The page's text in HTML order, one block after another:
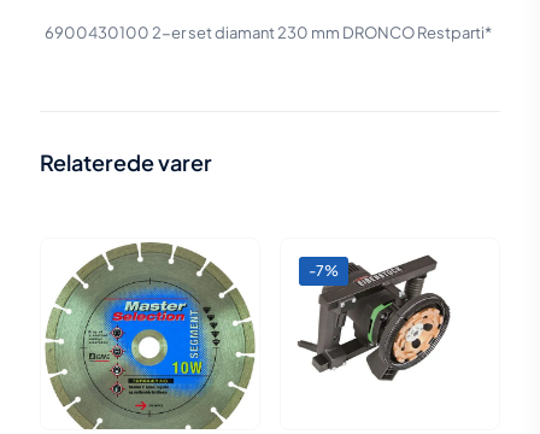
69004301002-er set diamant 230 mm DRONCO Restparti*
Relaterede varer
-7%